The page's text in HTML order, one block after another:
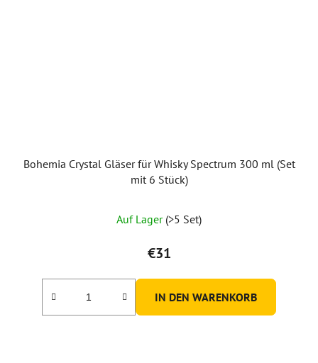
Bohemia Crystal Gläser für Whisky Spectrum 300 ml (Set
mit 6 Stück)
Auf Lager (>5 Set)
€31
IN DEN WARENKORB